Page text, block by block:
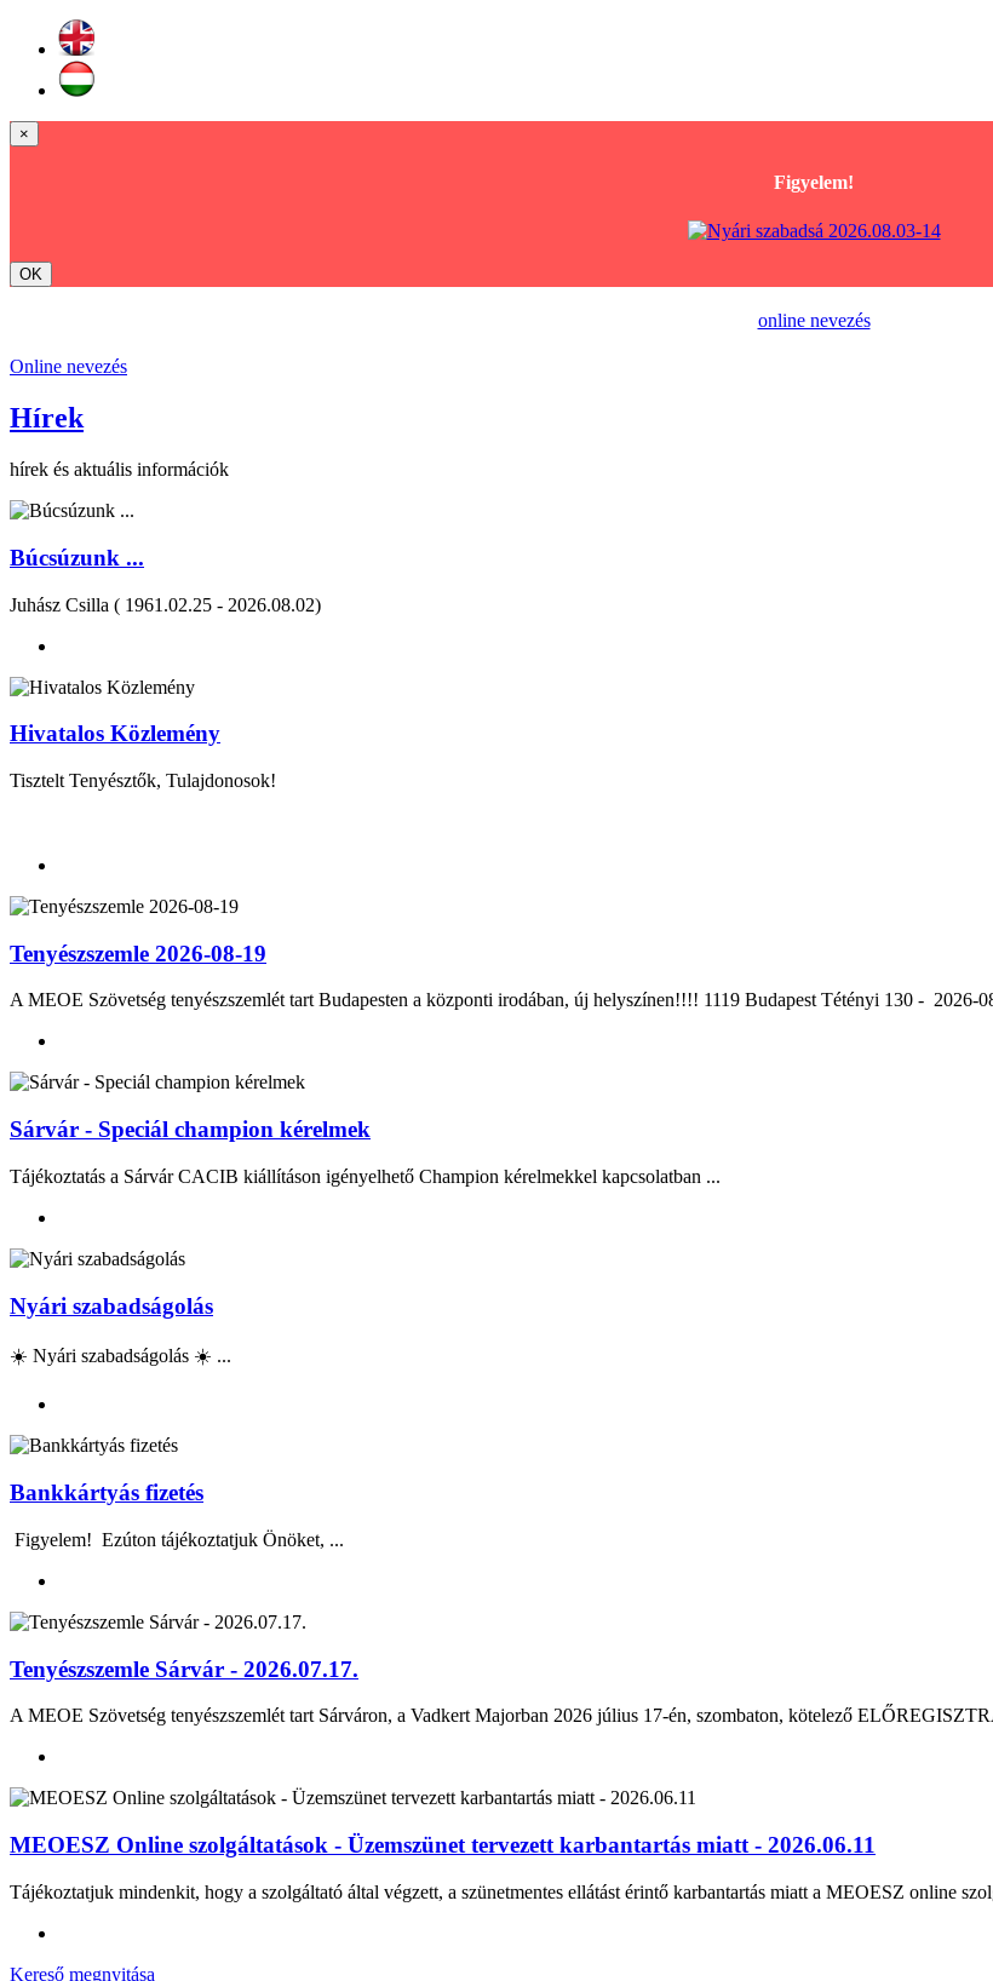
×
Figyelem!
OK
online nevezés
Online nevezés
Hírek
hírek és aktuális információk
Búcsúzunk ...
Juhász Csilla ( 1961.02.25 - 2026.08.02)
Hivatalos Közlemény
Tisztelt Tenyésztők, Tulajdonosok!
Tenyészszemle 2026-08-19
A MEOE Szövetség tenyészszemlét tart Budapesten a központi irodában, új helyszínen!!!! 1119 Budapest Tétényi 130 -
Sárvár - Speciál champion kérelmek
Tájékoztatás a Sárvár CACIB kiállításon igényelhető Champion kérelmekkel kapcsolatban ...
Nyári szabadságolás
☀️ Nyári szabadságolás ☀️ ...
Bankkártyás fizetés
Figyelem! Ezúton tájékoztatjuk Önöket, ...
Tenyészszemle Sárvár - 2026.07.17.
A MEOE Szövetség tenyészszemlét tart Sárváron, a Vadkert Majorban 2026 július 17-én, szombaton, kötelező
MEOESZ Online szolgáltatások - Üzemszünet tervezett karbantartás miatt - 2026.06.11
Tájékoztatjuk mindenkit, hogy a szolgáltató által végzett, a szünetmentes ellátást érintő karbantartás miatt a MEOESZ online
Kereső megnyitása